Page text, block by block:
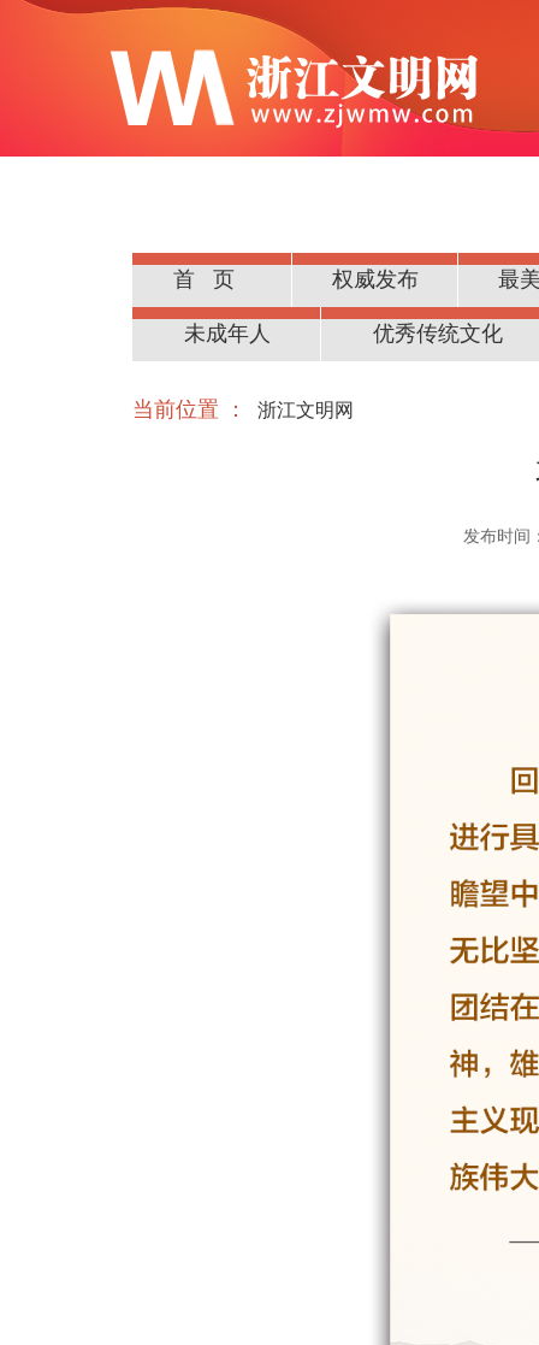
首页 权威发布 最
公民道德
未成年人 优秀传统文化
当前位置 ： 浙江文明网
发布时间